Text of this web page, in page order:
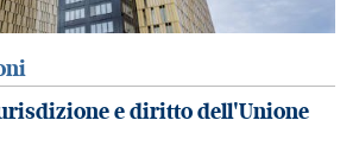
e diritto dell'Unione